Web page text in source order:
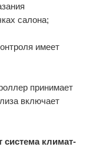
салона;
имеет
принимает
включает
система климат-